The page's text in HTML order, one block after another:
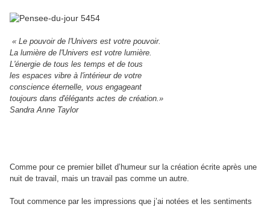
« Le pouvoir de l'Univers est votre pouvoir.
La lumière de l'Univers est votre lumière.
L'énergie de tous les temps et de tous
les espaces vibre à l'intérieur de votre
conscience éternelle, vous engageant
toujours dans d'élégants actes de création.»
Sandra Anne Taylor
Comme pour ce premier billet d’humeur sur la création écrite après une
nuit de travail, mais un travail pas comme un autre.
Tout commence par les impressions que j’ai notées et les sentiments